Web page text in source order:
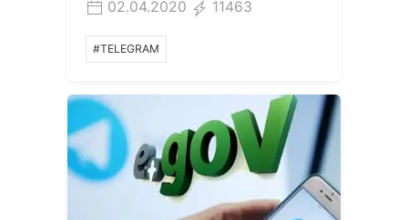
02.04.2020 11463
#TELEGRAM